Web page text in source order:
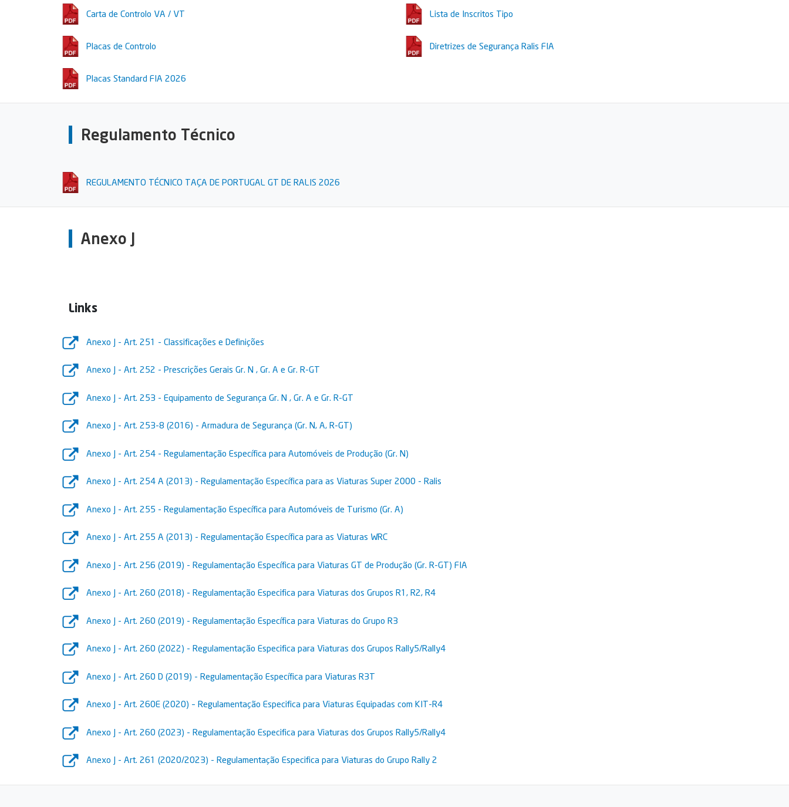
Carta de Controlo VA / VT Lista de Inscritos Tipo
Placas de Controlo Diretrizes de Segurança Ralis FIA
Placas Standard FIA 2026
Regulamento Técnico
REGULAMENTO TÉCNICO TAÇA DE PORTUGAL GT DE RALIS 2026
Anexo J
Links
Anexo J - Art. 251 - Classificações e Definições
Anexo J - Art. 252 - Prescrições Gerais Gr. N , Gr. A e Gr. R-GT
Anexo J - Art. 253 - Equipamento de Segurança Gr. N , Gr. A e Gr. R-GT
Anexo J - Art. 253-8 (2016) - Armadura de Segurança (Gr. N, A, R-GT)
Anexo J - Art. 254 - Regulamentação Específica para Automóveis de Produção (Gr. N)
Anexo J - Art. 254 A (2013) - Regulamentação Específica para as Viaturas Super 2000 - Ralis
Anexo J - Art. 255 - Regulamentação Específica para Automóveis de Turismo (Gr. A)
Anexo J - Art. 255 A (2013) - Regulamentação Específica para as Viaturas WRC
Anexo J - Art. 256 (2019) - Regulamentação Específica para Viaturas GT de Produção (Gr. R-GT) FIA
Anexo J - Art. 260 (2018) - Regulamentação Especifica para Viaturas dos Grupos R1, R2, R4
Anexo J - Art. 260 (2019) - Regulamentação Específica para Viaturas do Grupo R3
Anexo J - Art. 260 (2022) - Regulamentação Especifica para Viaturas dos Grupos Rally5/Rally4
Anexo J - Art. 260 D (2019) - Regulamentação Específica para Viaturas R3T
Anexo J - Art. 260E (2020) – Regulamentação Especifica para Viaturas Equipadas com KIT-R4
Anexo J - Art. 260 (2023) - Regulamentação Especifica para Viaturas dos Grupos Rally5/Rally4
Anexo J - Art. 261 (2020/2023) - Regulamentação Especifica para Viaturas do Grupo Rally 2